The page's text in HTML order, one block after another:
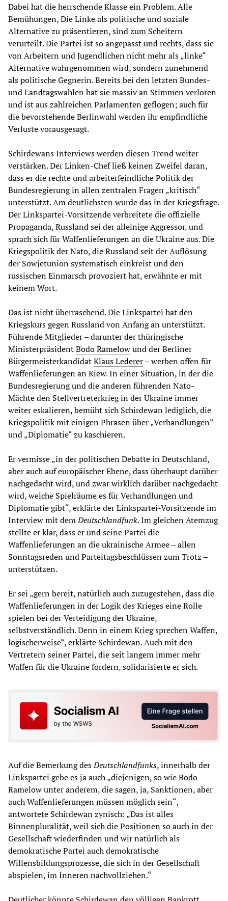
Dabei hat die herrschende Klasse ein Problem. Alle
Bemühungen, Die Linke als politische und soziale
Alternative zu präsentieren, sind zum Scheitern
verurteilt. Die Partei ist so angepasst und rechts, dass sie
von Arbeitern und Jugendlichen nicht mehr als „linke“
Alternative wahrgenommen wird, sondern zunehmend
als politische Gegnerin. Bereits bei den letzten Bundes-
und Landtagswahlen hat sie massiv an Stimmen verloren
und ist aus zahlreichen Parlamenten geflogen; auch für
die bevorstehende Berlinwahl werden ihr empfindliche
Verluste vorausgesagt.
Schirdewans Interviews werden diesen Trend weiter
verstärken. Der Linken-Chef ließ keinen Zweifel daran,
dass er die rechte und arbeiterfeindliche Politik der
Bundesregierung in allen zentralen Fragen „kritisch“
unterstützt. Am deutlichsten wurde das in der Kriegsfrage.
Der Linkspartei-Vorsitzende verbreitete die offizielle
Propaganda, Russland sei der alleinige Aggressor, und
sprach sich für Waffenlieferungen an die Ukraine aus. Die
Kriegspolitik der Nato, die Russland seit der Auflösung
der Sowjetunion systematisch einkreist und den
russischen Einmarsch provoziert hat, erwähnte er mit
keinem Wort.
Das ist nicht überraschend. Die Linkspartei hat den
Kriegskurs gegen Russland von Anfang an unterstützt.
Führende Mitglieder – darunter der thüringische
MinisterpräsidentBodo Ramelowund der Berliner
BürgermeisterkandidatKlaus Lederer– werben offen für
Waffenlieferungen an Kiew. In einer Situation, in der die
Bundesregierung und die anderen führenden Nato-
Mächte den Stellvertreterkrieg in der Ukraine immer
weiter eskalieren, bemüht sich Schirdewan lediglich, die
Kriegspolitik mit einigen Phrasen über „Verhandlungen“
und „Diplomatie“ zu kaschieren.
Er vermisse „in der politischen Debatte in Deutschland,
aber auch auf europäischer Ebene, dass überhaupt darüber
nachgedacht wird, und zwar wirklich darüber nachgedacht
wird, welche Spielräume es für Verhandlungen und
Diplomatie gibt“, erklärte der Linkspartei-Vorsitzende im
Interview mit demDeutschlandfunk. Im gleichen Atemzug
stellte er klar, dass er und seine Partei die
Waffenlieferungen an die ukrainische Armee – allen
Sonntagsreden und Parteitagsbeschlüssen zum Trotz –
unterstützen.
Er sei „gern bereit, natürlich auch zuzugestehen, dass die
Waffenlieferungen in der Logik des Krieges eine Rolle
spielen bei der Verteidigung der Ukraine,
selbstverständlich. Denn in einem Krieg sprechen Waffen,
logischerweise“, erklärte Schirdewan. Auch mit den
Vertretern seiner Partei, die seit langem immer mehr
Waffen für die Ukraine fordern, solidarisierte er sich.
Auf die Bemerkung desDeutschlandfunks, innerhalb der
Linkspartei gebe es ja auch „diejenigen, so wie Bodo
Ramelow unter anderem, die sagen, ja, Sanktionen, aber
auch Waffenlieferungen müssen möglich sein“,
antwortete Schirdewan zynisch: „Das ist alles
Binnenpluralität, weil sich die Positionen so auch in der
Gesellschaft wiederfinden und wir natürlich als
demokratische Partei auch demokratische
Willensbildungsprozesse, die sich in der Gesellschaft
abspielen, im Inneren nachvollziehen.“